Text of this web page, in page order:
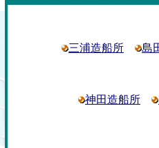
三浦造船所 島
神田造船所